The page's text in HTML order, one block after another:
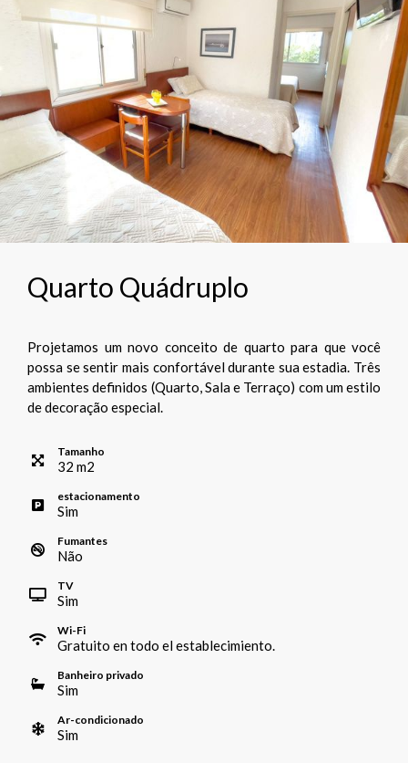
Quarto Quádruplo
Projetamos um novo conceito de quarto para que você
possa se sentir mais confortável durante sua estadia. Três
ambientes definidos (Quarto, Sala e Terraço) com um estilo
de decoração especial.
Tamanho
32 m2
estacionamento
Sim
Fumantes
Não
TV
Sim
Wi-Fi
Gratuito en todo el establecimiento.
Banheiro privado
Sim
Ar-condicionado
Sim